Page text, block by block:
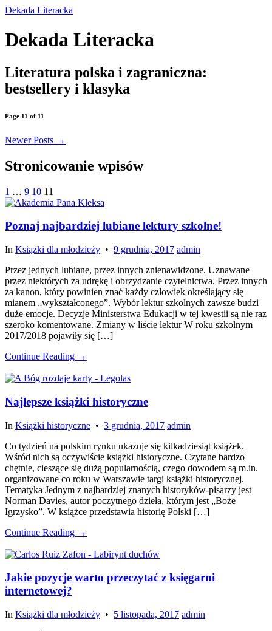
Dekada Literacka
Dekada Literacka
Literatura polska i zagraniczna:
bestsellery i klasyka
Page 11 of 11
Newer Posts →
Stronicowanie wpisów
1 … 9 10 11
Poznaj najbardziej lubiane lektury szkolne!
In Książki dla młodzieży • 9 grudnia, 2017 admin
Przez jednych lubiane, przez innych znienawidzone. Uznawane
przez niektórych za udrękę i obrzydzanie czytelnictwa. Przez innych
za kanon, który powinien znać każdy człowiek określający się
mianem „wykształconego”. Wybór lektur szkolnych zawsze budzi
duże emocje. Decyzje Ministerstwa Edukacji w tej kwestii są nie raz
szeroko komentowane. Zmiany w liście lektur W roku szkolnym
2017/2018 pojawiły się […]
Continue Reading →
Najlepsze książki historyczne
In Książki historyczne • 3 grudnia, 2017 admin
Co tydzień na polskim rynku ukazuje się kilkadziesiąt książek.
Wśród nich są oczywiście książki historyczne. Czytane bardzo
chętnie, cieszące się dużą popularnością, czego dowodem są m.in.
organizowane co roku w Warszawie targi książki historycznej.
Tematyka Jednym z najbardziej znanych historyków-pisarzy jest
Norman Davies, autor poczytnego dzieła, którym jest „Boże
Igrzysko”. W książce przedstawia historię Polski […]
Continue Reading →
Jakie pozycje warto przeczytać z księgarni
internetowej?
In Książki dla młodzieży • 5 listopada, 2017 admin